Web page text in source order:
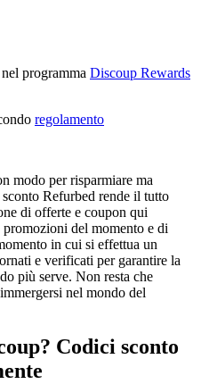
programma Discoup Rewards
regolamento
modo per risparmiare ma
Refurbed rende il tutto
di offerte e coupon qui
promozioni del momento e di
in cui si effettua un
e verificati per garantire la
più serve. Non resta che
nel mondo del
Codici sconto